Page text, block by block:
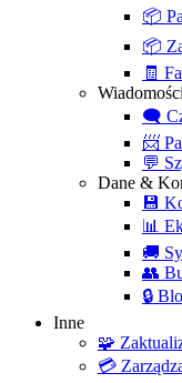
📦
📦
🧾
Wiadomości
🗨️
📨
💬
Dane &
💾
📊
🚚
👥
🔒
Inne
🧩
💳